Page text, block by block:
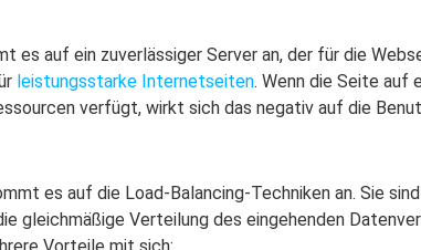
es auf ein zuverlässiger Server an, der für die
leistungsstarke Internetseiten. Wenn die Seite auf
verfügt, wirkt sich das negativ auf die
es auf die Load-Balancing-Techniken an. Sie
gleichmäßige Verteilung des eingehenden